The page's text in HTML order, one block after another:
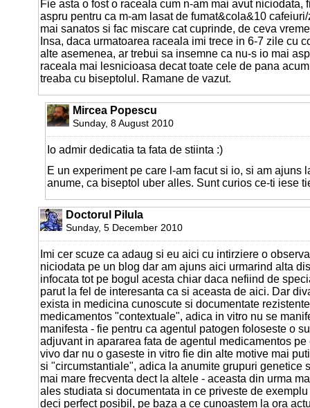
Fie asta o fost o raceala cum n-am mai avut niciodata,
aspru pentru ca m-am lasat de fumat&cola&10
mai sanatos si fac miscare cat cuprinde, de ceva
Insa, daca urmatoarea raceala imi trece in 6-7 zile cu
alte asemenea, ar trebui sa insemne ca nu-s io mai
raceala mai lesnicioasa decat toate cele de pana
treaba cu biseptolul. Ramane de vazut.
Mircea Popescu
Sunday, 8 August 2010
Io admir dedicatia ta fata de stiinta :)
E un experiment pe care l-am facut si io, si am ajuns
anume, ca biseptol uber alles. Sunt curios ce-ti iese
Doctorul Pilula
Sunday, 5 December 2010
Imi cer scuze ca adaug si eu aici cu intirziere o
niciodata pe un blog dar am ajuns aici urmarind alta
infocata tot pe bogul acesta chiar daca nefiind de
parut la fel de interesanta ca si aceasta de aici. Dar
exista in medicina cunoscute si documentate
medicamentos "contextuale", adica in vitro nu se
manifesta - fie pentru ca agentul patogen foloseste o
adjuvant in apararea fata de agentul medicamentos
vivo dar nu o gaseste in vitro fie din alte motive mai
si "circumstantiale", adica la anumite grupuri genetice
mai mare frecventa dect la altele - aceasta din urma
ales studiata si documentata in ce priveste de
deci perfect posibil, pe baza a ce cunoastem la ora